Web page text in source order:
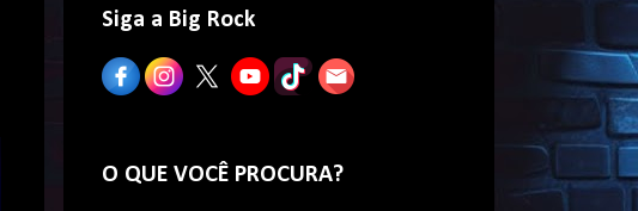
Siga a Big Rock
O QUE VOCÊ PROCURA?